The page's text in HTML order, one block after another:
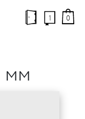
1 0
мм